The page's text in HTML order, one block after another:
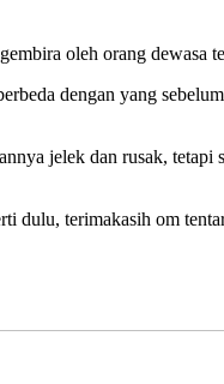
oleh orang dewasa
dengan yang
jelek dan rusak,
dulu, terimakasih om